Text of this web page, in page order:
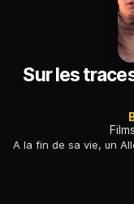
Sur les